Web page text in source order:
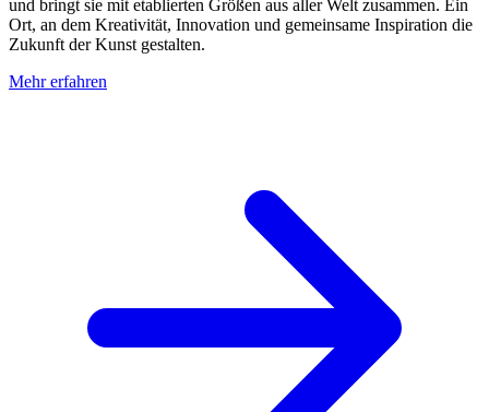
und bringt sie mit etablierten Größen aus aller Welt zusammen. Ein
Ort, an dem Kreativität, Innovation und gemeinsame Inspiration die
Zukunft der Kunst gestalten.
Mehr erfahren